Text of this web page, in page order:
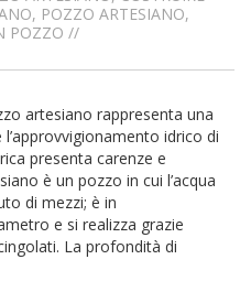
, POZZO ARTESIANO,
POZZO //
artesiano rappresenta una
idrico di
presenta carenze e
è un pozzo in cui l’acqua
di mezzi; è in
e si realizza grazie
La profondità di